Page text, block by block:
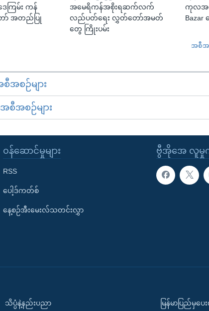
ကြမ်း ကန်
အတည်ပြု
အမေရိကန်အစိုးရဆက်လက်
လည်ပတ်ရေး လွှတ်တော်အမတ်
တွေ ကြိုးပမ်း
ကုလအတွ
Bazar
အစီအ
အစဉ်များ
စီအစဉ်များ
ဗွီအိုအေ လူမှု
၀န်ဆောင်မှုများ
RSS
ပေါ့ဒ်ကတ်စ်
နေ့စဉ်အီးမေးလ်သတင်းလွှာ
သိပ္ပံနဲ့နည်းပညာ မြန်မာပြည်မှပေး